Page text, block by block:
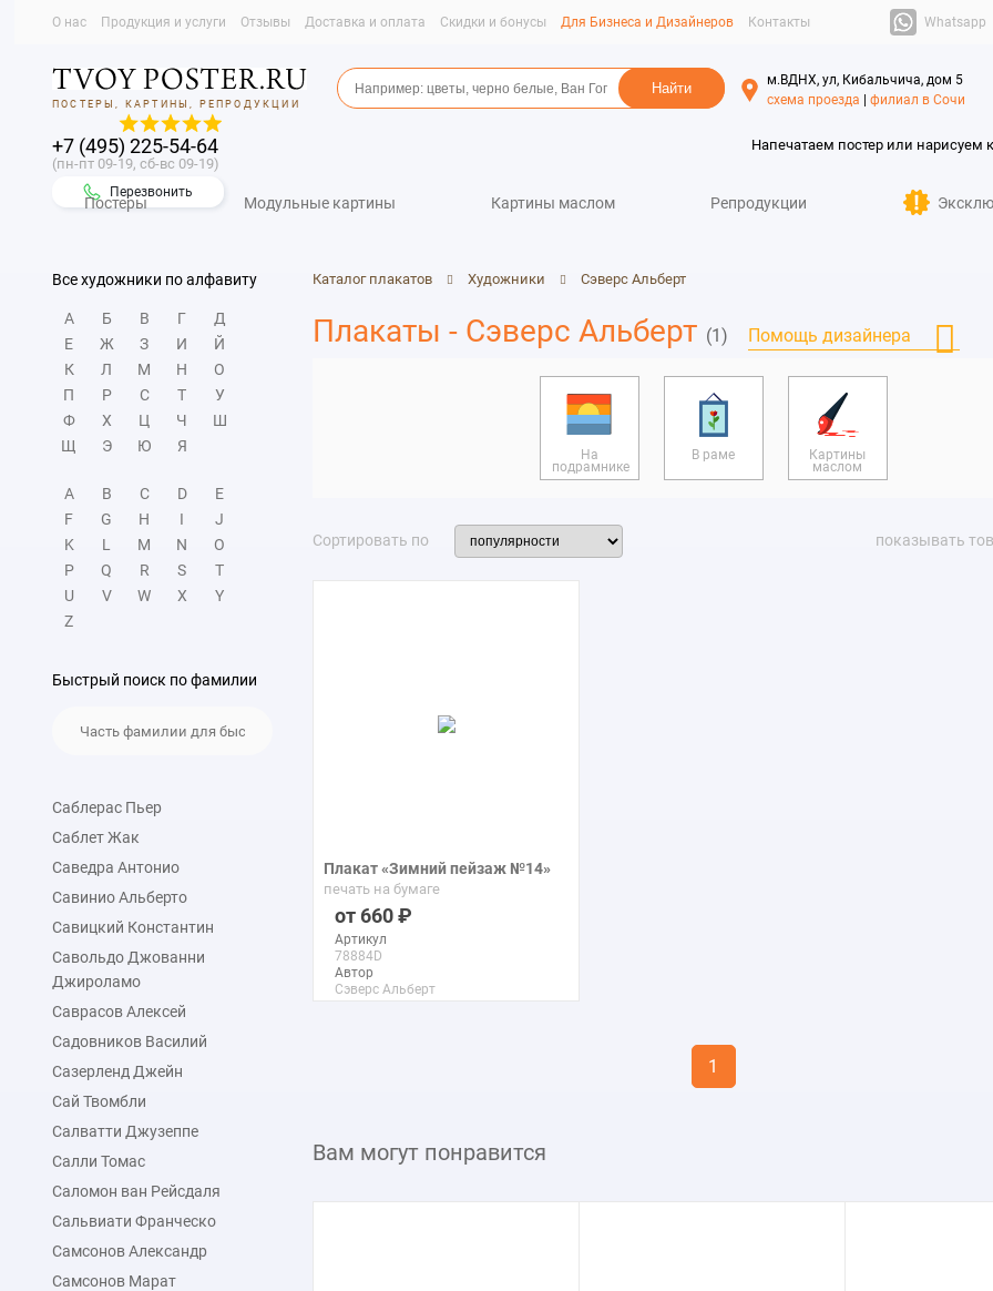
О нас Продукция и услуги Отзывы Доставка и оплата Скидки и бонусы Для Бизнеса и Дизайнеров Контакты Whatsapp
ПОСТЕРЫ, КАРТИНЫ, РЕПРОДУКЦИИ
+7 (495) 225-54-64
(пн-пт 09-19, сб-вс 09-19)
Перезвонить
м.ВДНХ, ул, Кибальчича, дом 5
схема проезда
филиал в Сочи
Напечатаем постер или нарисуем
Постеры Модульные картины Картины маслом Репродукции
Все художники по алфавиту
А Б В Г
Д
Е
Ж З И
Й
К
Л М Н
О
П
Р С Т
У
Ф
Х Ц Ч
Ш
Щ
Э Ю Я
A B C D
E
F
G H I
J
K
L M N
O
P
Q R S
T
U
V W X
Y
Z
Быстрый поиск по фамилии
Саблерас Пьер
Саблет Жак
Саведра Антонио
Савинио Альберто
Савицкий Константин
Савольдо Джованни
Джироламо
Саврасов Алексей
Садовников Василий
Сазерленд Джейн
Сай Твомбли
Салватти Джузеппе
Салли Томас
Саломон ван Рейсдаля
Сальвиати Франческо
Самсонов Александр
Самсонов Марат
Каталог плакатов Художники Сэверс Альберт
Плакаты - Сэверс Альберт (1) Помощь дизайнера
На
подрамнике
В раме Картины
маслом
Сортировать по показывать
Плакат «Зимний пейзаж №14»
печать на бумаге
660
Артикул
78884D
Автор
Сэверс Альберт
1
Вам могут понравится